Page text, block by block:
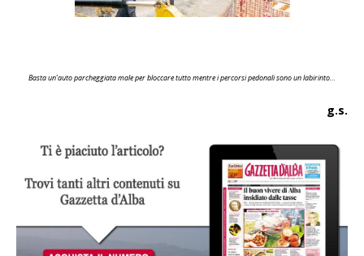
Basta un’auto parcheggiata male per bloccare tutto mentre i percorsi pedonali sono un labirinto…
g.s.